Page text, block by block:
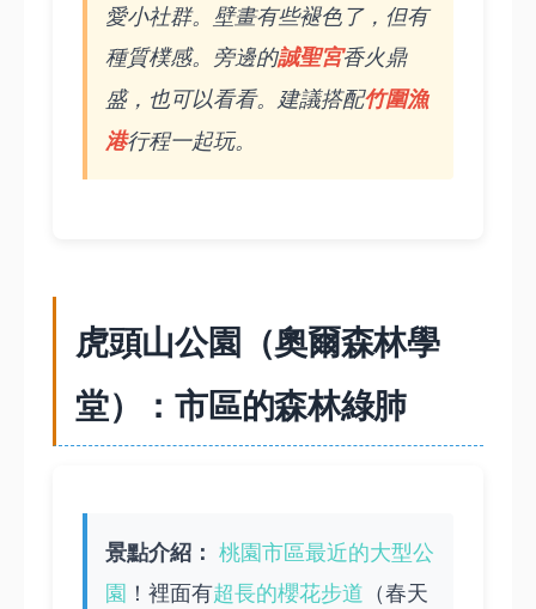
愛小社群。壁畫有些褪色了，但有
種質樸感。旁邊的誠聖宮香火鼎
盛，也可以看看。建議搭配竹圍漁
港行程一起玩。
虎頭山公園（奧爾森林學
堂）：市區的森林綠肺
景點介紹： 桃園市區最近的大型公
園 ！裡面有超長的櫻花步道 （春天